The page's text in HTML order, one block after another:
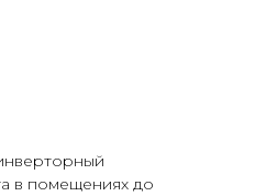
в помещениях до